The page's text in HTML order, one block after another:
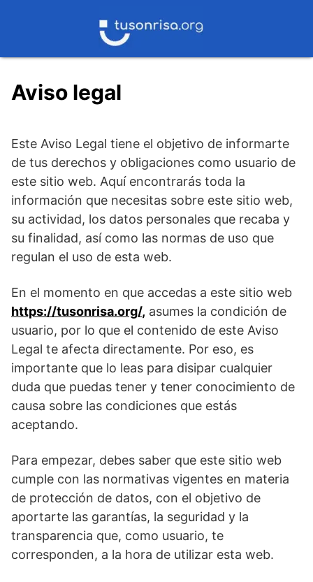
Aviso legal
Este Aviso Legal tiene el objetivo de informarte
de tus derechos y obligaciones como usuario de
este sitio web. Aquí encontrarás toda la
información que necesitas sobre este sitio web,
su actividad, los datos personales que recaba y
su finalidad, así como las normas de uso que
regulan el uso de esta web.
En el momento en que accedas a este sitio web
https://tusonrisa.org/, asumes la condición de
usuario, por lo que el contenido de este Aviso
Legal te afecta directamente. Por eso, es
importante que lo leas para disipar cualquier
duda que puedas tener y tener conocimiento de
causa sobre las condiciones que estás
aceptando.
Para empezar, debes saber que este sitio web
cumple con las normativas vigentes en materia
de protección de datos, con el objetivo de
aportarte las garantías, la seguridad y la
transparencia que, como usuario, te
corresponden, a la hora de utilizar esta web.